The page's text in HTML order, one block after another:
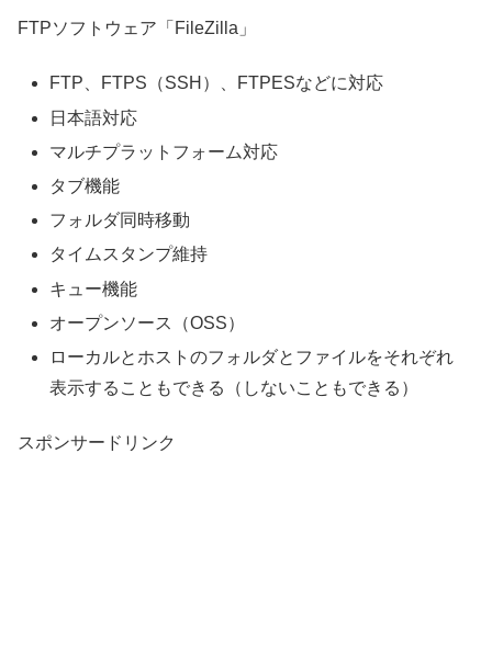
FTPソフトウェア「FileZilla」
FTP、FTPS（SSH）、FTPESなどに対応
日本語対応
マルチプラットフォーム対応
タブ機能
フォルダ同時移動
タイムスタンプ維持
キュー機能
オープンソース（OSS）
ローカルとホストのフォルダとファイルをそれぞれ
表示することもできる（しないこともできる）
スポンサードリンク